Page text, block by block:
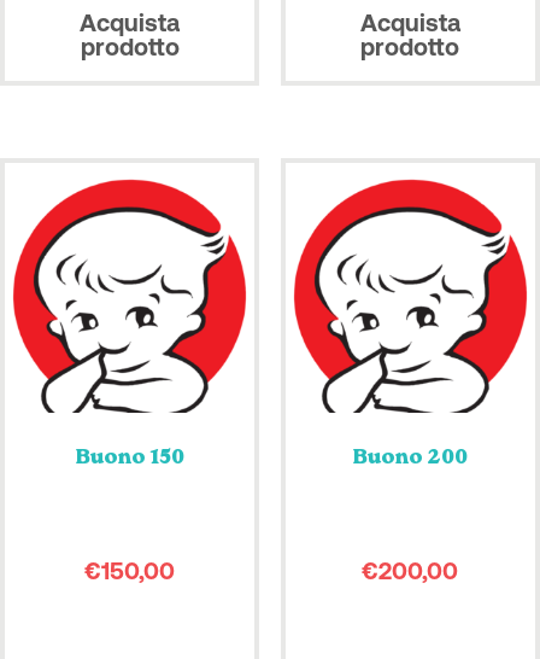
Acquista
prodotto
Acquista
prodotto
Buono 150
€150,00
Buono 200
€200,00